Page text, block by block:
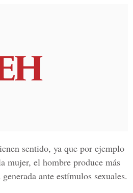
sentido, ya que por ejemplo
mujer, el hombre produce más
ante estímulos sexuales.